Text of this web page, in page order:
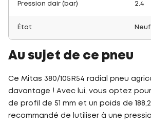
Pression dair (bar) 2.4
État Neuf
Au sujet de ce pneu
Ce Mitas 380/105R54 radial pneu
davantage ! Avec lui, vous optez
de profil de 51 mm et un poids de
recommandé de lutiliser à une